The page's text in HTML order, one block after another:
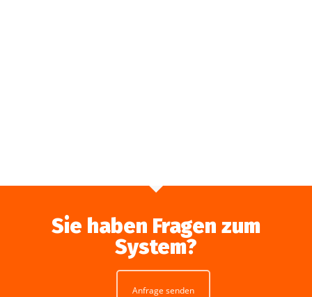
Sie haben Fragen zum
System?
Anfrage senden